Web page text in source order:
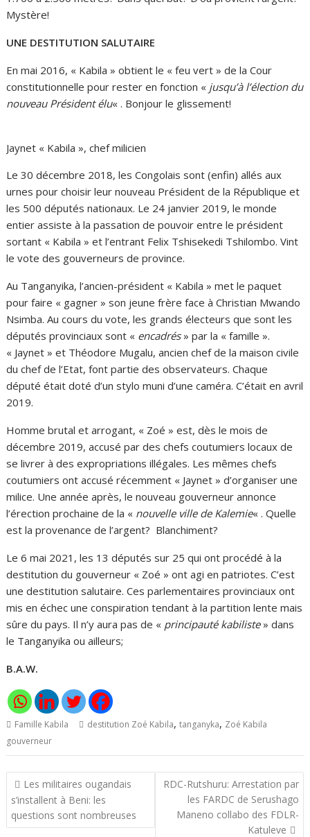
Mystère!
UNE DESTITUTION SALUTAIRE
En mai 2016, « Kabila » obtient le « feu vert » de la Cour
constitutionnelle pour rester en fonction « jusqu’à l’élection du
nouveau Président élu« . Bonjour le glissement!
Jaynet « Kabila », chef milicien
Le 30 décembre 2018, les Congolais sont (enfin) allés aux
urnes pour choisir leur nouveau Président de la République et
les 500 députés nationaux. Le 24 janvier 2019, le monde
entier assiste à la passation de pouvoir entre le président
sortant « Kabila » et l’entrant Felix Tshisekedi Tshilombo. Vint
le vote des gouverneurs de province.
Au Tanganyika, l’ancien-président « Kabila » met le paquet
pour faire « gagner » son jeune frère face à Christian Mwando
Nsimba. Au cours du vote, les grands électeurs que sont les
députés provinciaux sont « encadrés» par la « famille ».
« Jaynet » et Théodore Mugalu, ancien chef de la maison civile
du chef de l’Etat, font partie des observateurs. Chaque
député était doté d’un stylo muni d’une caméra. C’était en avril
2019.
Homme brutal et arrogant, « Zoé » est, dès le mois de
décembre 2019, accusé par des chefs coutumiers locaux de
se livrer à des expropriations illégales. Les mêmes chefs
coutumiers ont accusé récemment « Jaynet » d’organiser une
milice. Une année après, le nouveau gouverneur annonce
l’érection prochaine de la « nouvelle ville de Kalemie« . Quelle
est la provenance de l’argent? Blanchiment?
Le 6 mai 2021, les 13 députés sur 25 qui ont procédé à la
destitution du gouverneur « Zoé » ont agi en patriotes. C’est
une destitution salutaire. Ces parlementaires provinciaux ont
mis en échec une conspiration tendant à la partition lente mais
sûre du pays. Il n’y aura pas de « principauté kabiliste» dans
le Tanganyika ou ailleurs;
B.A.W.
Famille Kabila destitution Zoé Kabila,tanganyka, Zoé Kabila
gouverneur
Navigation
de
l’article
Les militaires ougandais
s’installent à Beni: les
questions sont nombreuses
RDC-Rutshuru: Arrestation par
les FARDC de Serushago
Maneno collabo des FDLR-
Katuleve